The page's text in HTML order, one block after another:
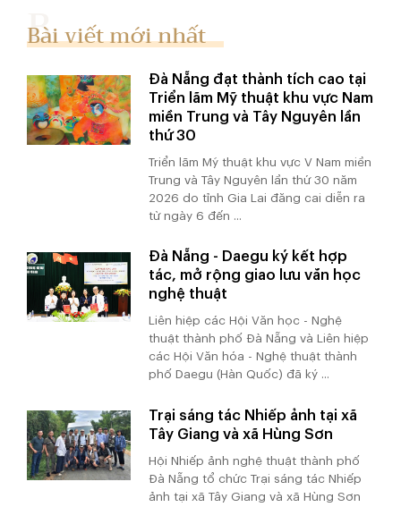
Bài viết mới nhất
Đà Nẵng đạt thành tích cao tại
Triển lãm Mỹ thuật khu vực Nam
miền Trung và Tây Nguyên lần
thứ 30
Triển lãm Mỹ thuật khu vực V Nam miền
Trung và Tây Nguyên lần thứ 30 năm
2026 do tỉnh Gia Lai đăng cai diễn ra
từ ngày 6 đến ...
Đà Nẵng - Daegu ký kết hợp
tác, mở rộng giao lưu văn học
nghệ thuật
Liên hiệp các Hội Văn học - Nghệ
thuật thành phố Đà Nẵng và Liên hiệp
các Hội Văn hóa - Nghệ thuật thành
phố Daegu (Hàn Quốc) đã ký ...
Trại sáng tác Nhiếp ảnh tại xã
Tây Giang và xã Hùng Sơn
Hội Nhiếp ảnh nghệ thuật thành phố
Đà Nẵng tổ chức Trại sáng tác Nhiếp
ảnh tại xã Tây Giang và xã Hùng Sơn